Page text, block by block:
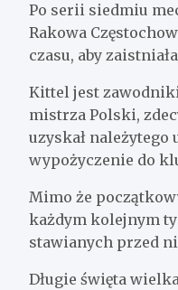
Po serii siedmiu
Rakowa
czasu, aby
Kittel jest
mistrza Polski,
uzyskał należytego
wypożyczenie do
Mimo że
każdym kolejnym
stawianych przed
Długie święta